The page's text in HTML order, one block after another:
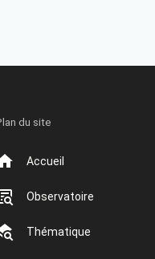
du site
Accueil
Observatoire
Thématique